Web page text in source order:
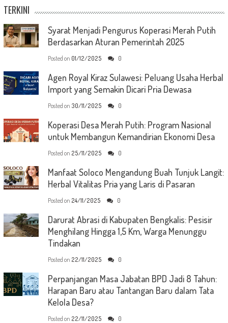
TERKINI
Syarat Menjadi Pengurus Koperasi Merah Putih
Berdasarkan Aturan Pemerintah 2025
Posted on 01/12/2025 0
Agen Royal Kiraz Sulawesi: Peluang Usaha Herbal
Import yang Semakin Dicari Pria Dewasa
Posted on 30/11/2025 0
Koperasi Desa Merah Putih: Program Nasional
untuk Membangun Kemandirian Ekonomi Desa
Posted on 25/11/2025 0
Manfaat Soloco Mengandung Buah Tunjuk Langit:
Herbal Vitalitas Pria yang Laris di Pasaran
Posted on 24/11/2025 0
Darurat Abrasi di Kabupaten Bengkalis: Pesisir
Menghilang Hingga 1,5 Km, Warga Menunggu
Tindakan
Posted on 22/11/2025 0
Perpanjangan Masa Jabatan BPD Jadi 8 Tahun:
Harapan Baru atau Tantangan Baru dalam Tata
Kelola Desa?
Posted on 22/11/2025 0